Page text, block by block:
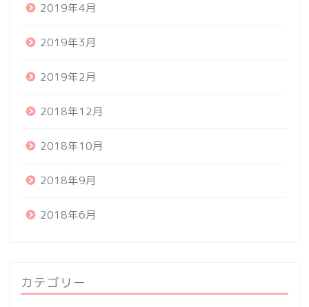
2019年4月
2019年3月
2019年2月
2018年12月
2018年10月
2018年9月
2018年6月
カテゴリー